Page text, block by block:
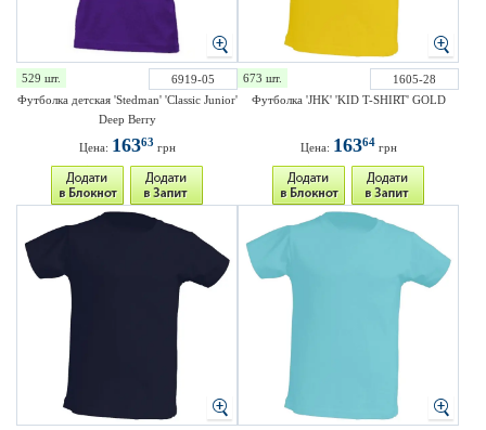
529 шт.
6919-05
Футболка детская 'Stedman' 'Classic Junior'
Deep Berry
Цена: 16363 грн
673 шт.
1605-28
Футболка 'JHK' 'KID T-SHIRT' GOLD
Цена: 16364грн